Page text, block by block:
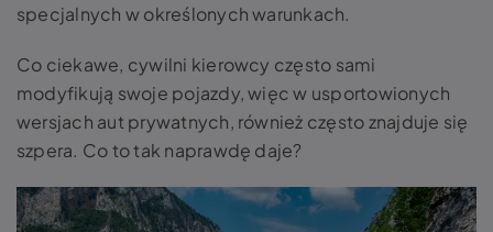
specjalnych w określonych warunkach.
Co ciekawe, cywilni kierowcy często sami
modyfikują swoje pojazdy, więc w usportowionych
wersjach aut prywatnych, również często znajduje się
szpera. Co totak naprawdę daje?